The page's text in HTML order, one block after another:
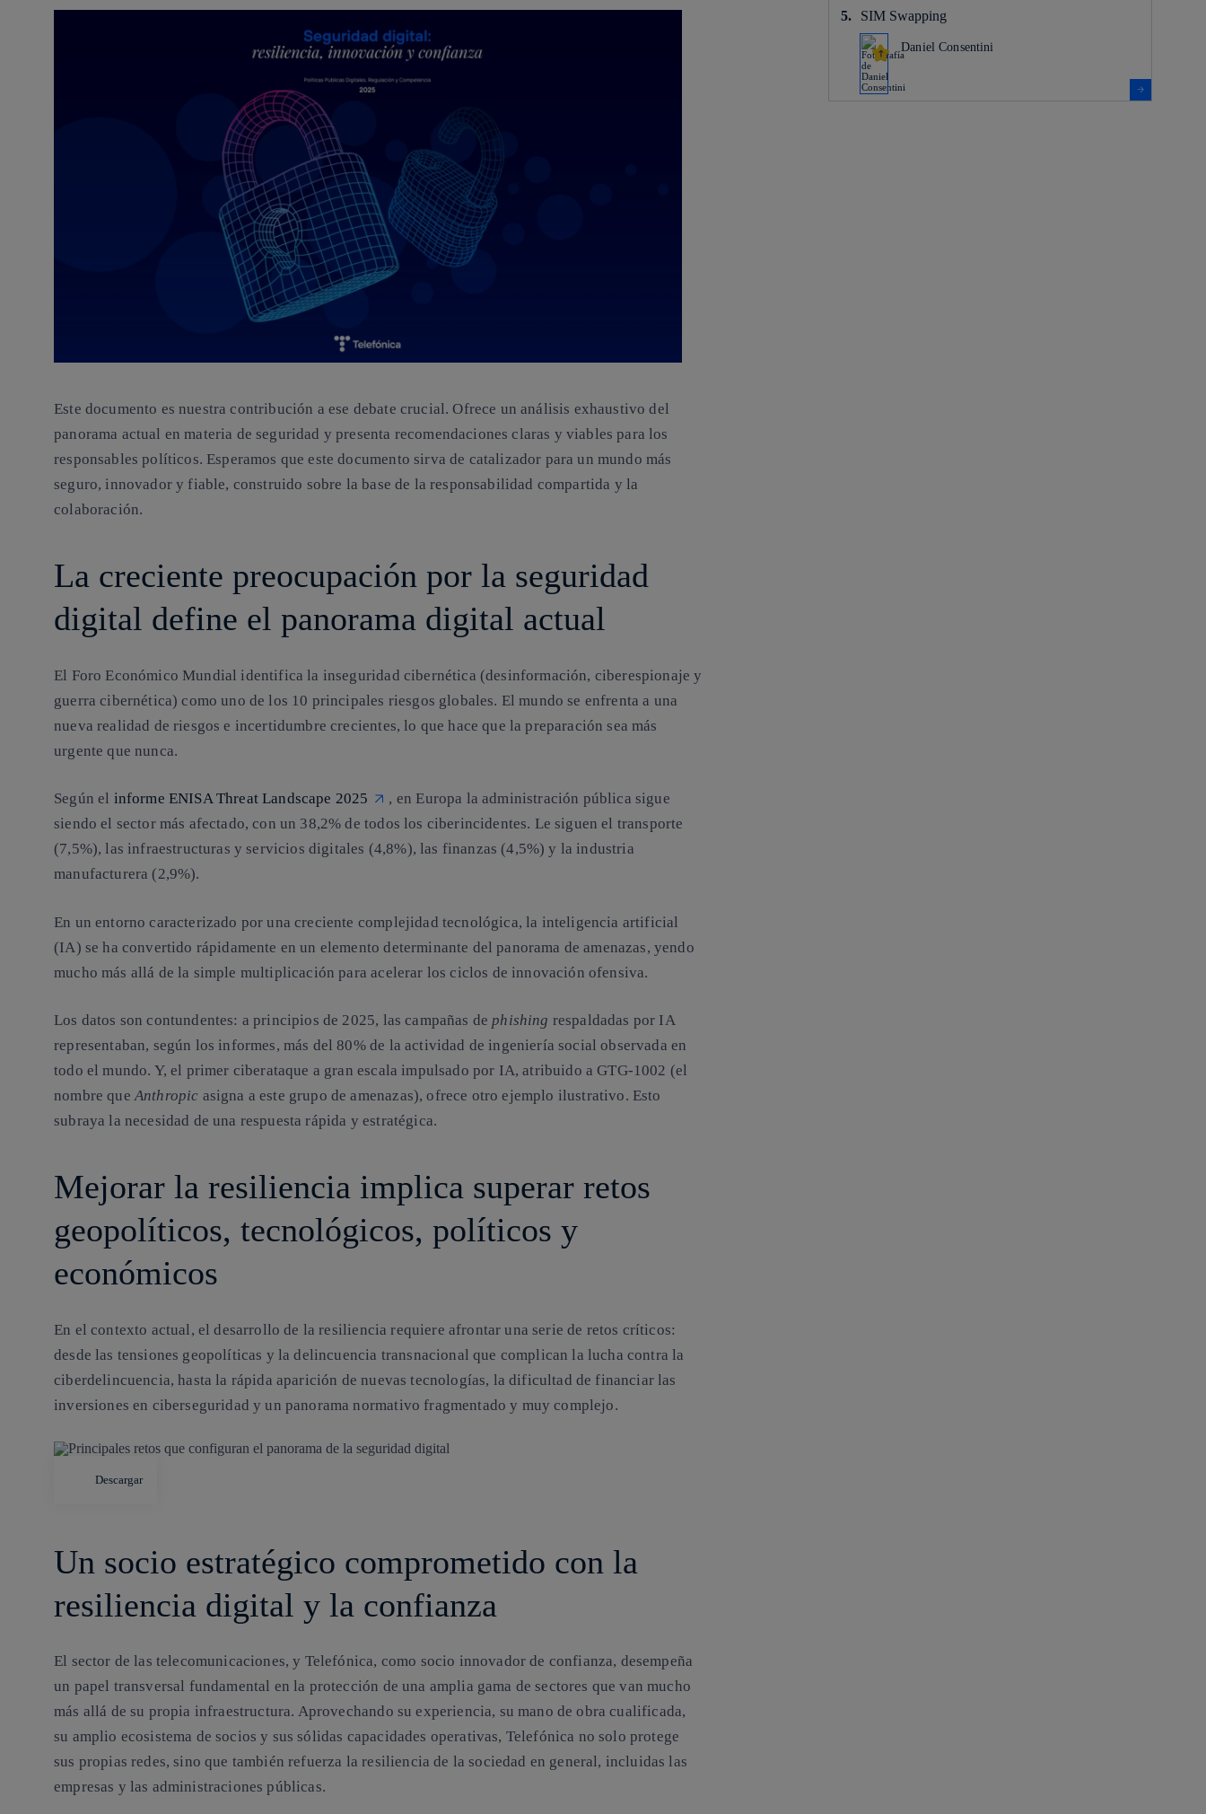
Este documento es nuestra contribución a ese debate crucial. Ofrece un análisis exhaustivo del
panorama actual en materia de seguridad y presenta recomendaciones claras y viables para los
responsables políticos. Esperamos que este documento sirva de catalizador para un mundo más
seguro, innovador y fiable, construido sobre la base de la responsabilidad compartida y la
colaboración.
La creciente preocupación por la seguridad
digital define el panorama digital actual
El Foro Económico Mundial identifica la inseguridad cibernética (desinformación, ciberespionaje y
guerra cibernética) como uno de los 10 principales riesgos globales. El mundo se enfrenta a una
nueva realidad de riesgos e incertidumbre crecientes, lo que hace que la preparación sea más
urgente que nunca.
Según el informe ENISA Threat Landscape 2025
, en Europa la administración pública sigue
siendo el sector más afectado, con un 38,2% de todos los ciberincidentes. Le siguen el transporte
(7,5%), las infraestructuras y servicios digitales (4,8%), las finanzas (4,5%) y la industria
manufacturera (2,9%).
En un entorno caracterizado por una creciente complejidad tecnológica, la inteligencia artificial
(IA) se ha convertido rápidamente en un elemento determinante del panorama de amenazas, yendo
mucho más allá de la simple multiplicación para acelerar los ciclos de innovación ofensiva.
Los datos son contundentes: a principios de 2025, las campañas dephishing respaldadas por IA
representaban, según los informes, más del 80% de la actividad de ingeniería social observada en
todo el mundo. Y, el primer ciberataque a gran escala impulsado por IA, atribuido a GTG-1002 (el
nombre queAnthropic asigna a este grupo de amenazas), ofrece otro ejemplo ilustrativo. Esto
subraya la necesidad de una respuesta rápida y estratégica.
Mejorar la resiliencia implica superar retos
geopolíticos, tecnológicos, políticos y
económicos
En el contexto actual, el desarrollo de la resiliencia requiere afrontar una serie de retos críticos:
desde las tensiones geopolíticas y la delincuencia transnacional que complican la lucha contra la
ciberdelincuencia, hasta la rápida aparición de nuevas tecnologías, la dificultad de financiar las
inversiones en ciberseguridad y un panorama normativo fragmentado y muy complejo.
Descargar
Un socio estratégico comprometido con la
resiliencia digital y la confianza
El sector de las telecomunicaciones, y Telefónica, como socio innovador de confianza, desempeña
un papel transversal fundamental en la protección de una amplia gama de sectores que van mucho
más allá de su propia infraestructura. Aprovechando su experiencia, su mano de obra cualificada,
su amplio ecosistema de socios y sus sólidas capacidades operativas, Telefónica no solo protege
sus propias redes, sino que también refuerza la resiliencia de la sociedad en general, incluidas las
empresas y las administraciones públicas.
SIM Swapping
Daniel Consentini